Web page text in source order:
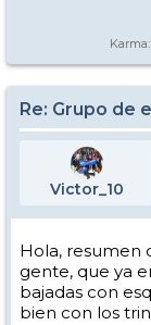
Karma:
Re: Grupo de
Victor_10
Hola, resumen
gente, que ya
bajadas con
bien con los